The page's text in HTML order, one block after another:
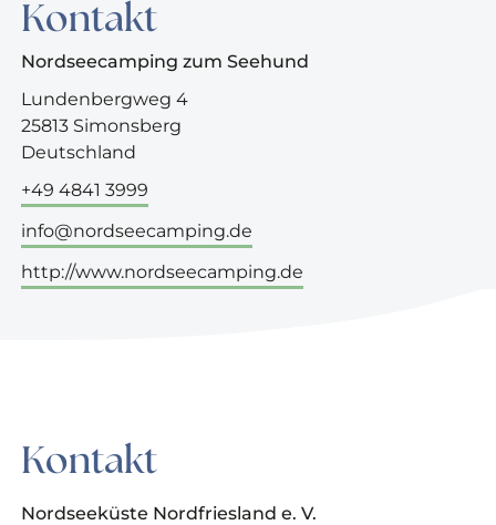
Kontakt
Nordseecamping zum Seehund
Lundenbergweg 4
25813 Simonsberg
Deutschland
+49 4841 3999
info@nordseecamping.de
http://www.nordseecamping.de
Kontakt
Nordseeküste Nordfriesland e. V.